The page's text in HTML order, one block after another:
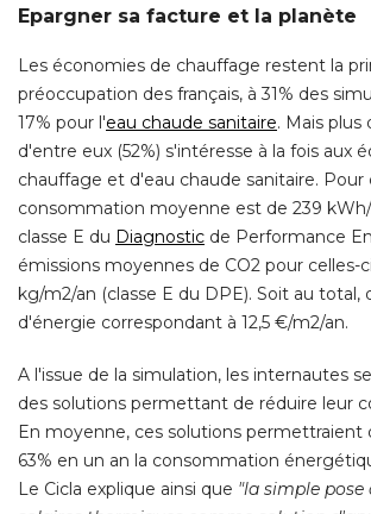
Epargner sa facture et la planète
Les économies de chauffage restent la
préoccupation des français, à 31% des
17% pour l'eau chaude sanitaire. Mais plus
d'entre eux (52%) s'intéresse à la fois aux
chauffage et d'eau chaude sanitaire. Pour
consommation moyenne est de 239
classe E du Diagnostic de Performance
émissions moyennes de CO2 pour celles-
kg/m2/an (classe E du DPE). Soit au total,
d'énergie correspondant à 12,5 €/m2/an.
A l'issue de la simulation, les internautes
des solutions permettant de réduire leur
En moyenne, ces solutions permettraient
63% en un an la consommation
Le Cicla explique ainsi que "la simple pose